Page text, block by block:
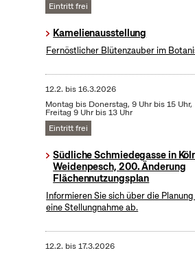
Eintritt frei
Kamelienausstellung
Fernöstlicher Blütenzauber im
12.2. bis16.3.2026
Montag bis Donerstag, 9 Uhr bis 15 Uhr,
Freitag 9 Uhr bis 13 Uhr
Eintritt frei
Südliche Schmiedegasse in
Weidenpesch, 200. Änderung
Flächennutzungsplan
Informieren Sie sich über die
eine Stellungnahme ab.
12.2. bis17.3.2026